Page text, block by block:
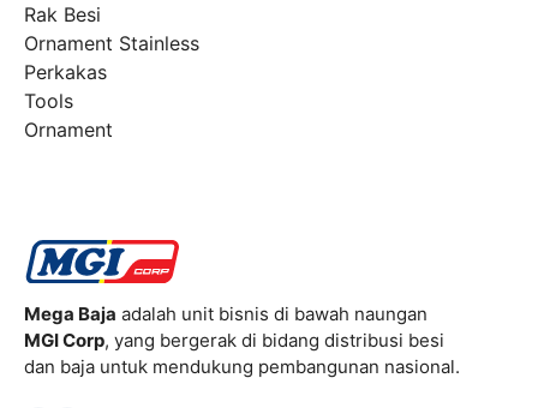
Rak Besi
Ornament Stainless
Perkakas
Tools
Ornament
Mega Baja adalah unit bisnis di bawah naungan
MGI Corp, yang bergerak di bidang distribusi besi
dan baja untuk mendukung pembangunan nasional.